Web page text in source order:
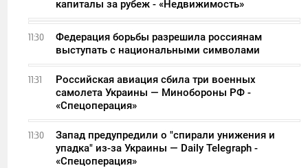
капиталы за рубеж - «Недвижимость»
11:30
Федерация борьбы разрешила россиянам
выступать с национальными символами
11:31
Российская авиация сбила три военных
самолета Украины — Минобороны РФ -
«Спецоперация»
11:30
Запад предупредили о "спирали унижения и
упадка" из-за Украины — Daily Telegraph -
«Спецоперация»